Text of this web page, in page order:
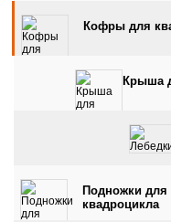
Кофры для
Крыша
Подножки для
квадроцикла